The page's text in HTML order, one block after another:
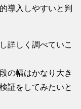
導入しやすいと判
詳しく調べていこ
の幅はかなり大き
証をしてみたいと